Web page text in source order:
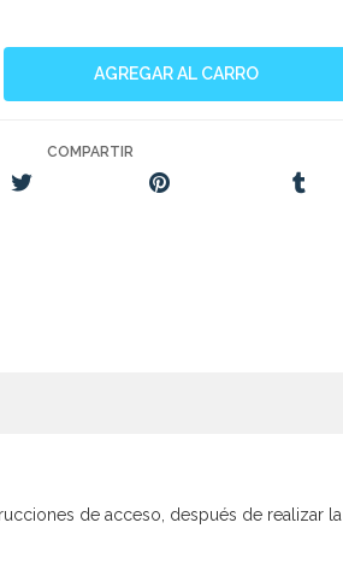
COMPARTIR
de acceso, después de realizar la